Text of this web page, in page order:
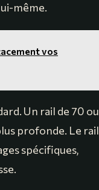
même.
vos
Un rail de 70 ou
profonde. Le rail
spécifiques,